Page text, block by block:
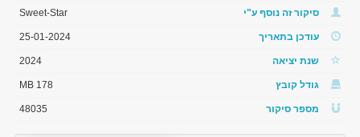
סיקור זה נוסף ע"י Sweet-Star
עודכן בתאריך 25-01-2024
שנת יציאה 2024
גודל קובץ 178 MB
מספר סיקור 48035